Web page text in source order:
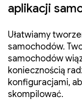
aplikacji
Ułatwiamy
samochodów.
samochodów
koniecznością
konfiguracjami,
skompilować.